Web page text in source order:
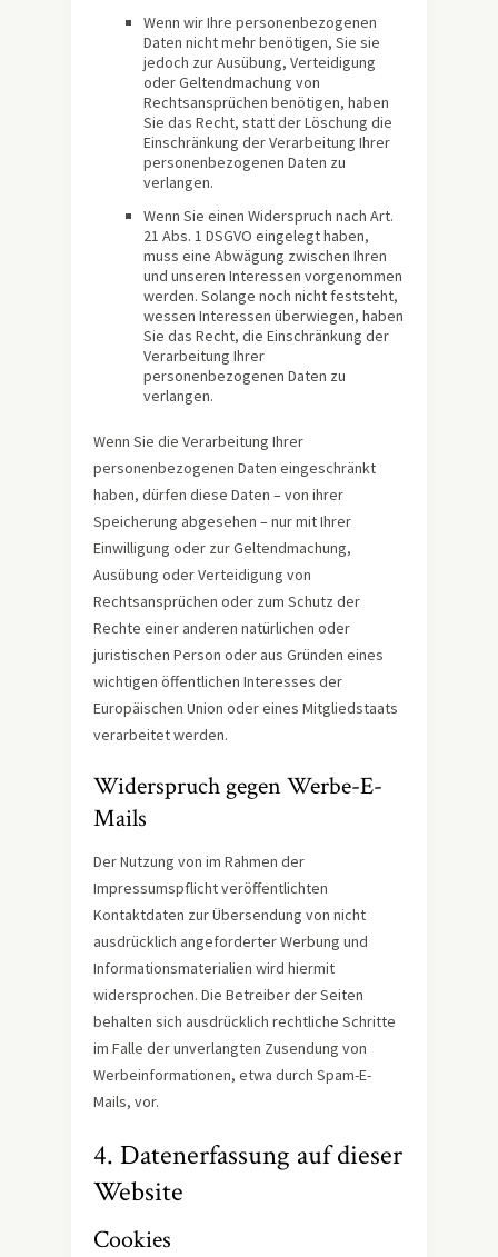
Wenn wir Ihre personenbezogenen
Daten nicht mehr benötigen, Sie sie
jedoch zur Ausübung, Verteidigung
oder Geltendmachung von
Rechtsansprüchen benötigen, haben
Sie das Recht, statt der Löschung die
Einschränkung der Verarbeitung Ihrer
personenbezogenen Daten zu
verlangen.
Wenn Sie einen Widerspruch nach Art.
21 Abs. 1 DSGVO eingelegt haben,
muss eine Abwägung zwischen Ihren
und unseren Interessen vorgenommen
werden. Solange noch nicht feststeht,
wessen Interessen überwiegen, haben
Sie das Recht, die Einschränkung der
Verarbeitung Ihrer
personenbezogenen Daten zu
verlangen.
Wenn Sie die Verarbeitung Ihrer
personenbezogenen Daten eingeschränkt
haben, dürfen diese Daten – von ihrer
Speicherung abgesehen – nur mit Ihrer
Einwilligung oder zur Geltendmachung,
Ausübung oder Verteidigung von
Rechtsansprüchen oder zum Schutz der
Rechte einer anderen natürlichen oder
juristischen Person oder aus Gründen eines
wichtigen öffentlichen Interesses der
Europäischen Union oder eines Mitgliedstaats
verarbeitet werden.
Widerspruch gegen Werbe-E-
Mails
Der Nutzung von im Rahmen der
Impressumspflicht veröffentlichten
Kontaktdaten zur Übersendung von nicht
ausdrücklich angeforderter Werbung und
Informationsmaterialien wird hiermit
widersprochen. Die Betreiber der Seiten
behalten sich ausdrücklich rechtliche Schritte
im Falle der unverlangten Zusendung von
Werbeinformationen, etwa durch Spam-E-
Mails, vor.
4. Datenerfassung auf dieser
Website
Cookies